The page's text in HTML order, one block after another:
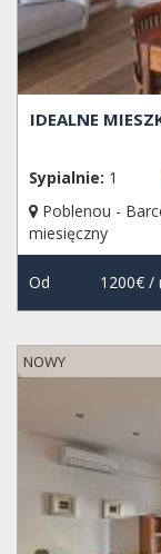
IDEALNE
Sypialnie: 1
Poblenou -
miesięczny
Od 1200€/
NOWY